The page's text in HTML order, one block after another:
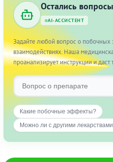
Остались
AI-АССИСТЕНТ
Задайте любой вопрос о побочных
взаимодействиях. Наша
проанализирует инструкции и даст
Какие побочные эффекты?
Можно ли с другими